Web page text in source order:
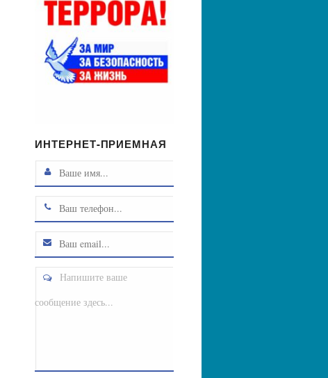
ИНТЕРНЕТ-ПРИЕМНАЯ
Напишите ваше
сообщение здесь...